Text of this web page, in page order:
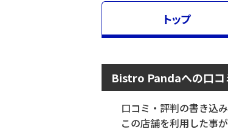
トップ
Bistro Pandaへの口コ
口コミ・評判の書き込み
この店舗を利用した事が